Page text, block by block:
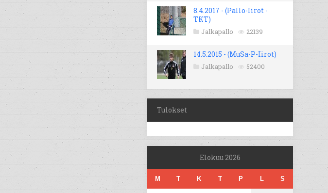
8.4.2017 - (Pallo-Iirot -
TKT)
Jalkapallo 22139
14.5.2015 - (MuSa-P-Iirot)
Jalkapallo 52400
Tulokset
Elokuu 2026
M T K T P L S